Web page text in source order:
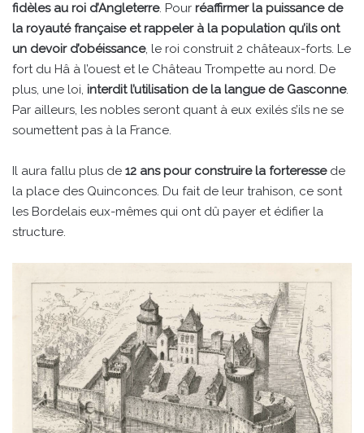
fidèles au roi d’Angleterre. Pour réaffirmer la puissance de
la royauté française et rappeler à la population qu’ils ont
un devoir d’obéissance, le roi construit 2 châteaux-forts. Le
fort du Hâ à l’ouest et le Château Trompette au nord. De
plus, une loi, interdit l’utilisation de la langue de Gasconne.
Par ailleurs, les nobles seront quant à eux exilés s’ils ne se
soumettent pas à la France.
Il aura fallu plus de 12 ans pour construire la forteressede
la place des Quinconces. Du fait de leur trahison, ce sont
les Bordelais eux-mêmes qui ont dû payer et édifier la
structure.